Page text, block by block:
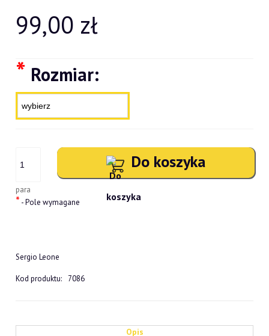
99,00 zł
* Rozmiar:
para
Do koszyka
* - Pole wymagane
Sergio Leone
Kod produktu: 7086
Opis